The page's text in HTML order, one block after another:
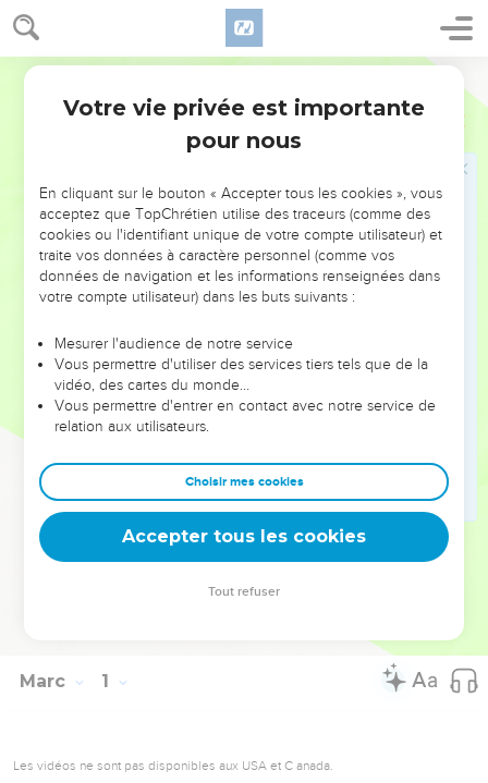
Marc Introduction
Les œuvres de Jésus authentifient sa divinité. En effet, dès
le premier verset, Marc nous dit que Jésus est « Fils de Dieu
centurion romain s’exclame : « Cet homme était vraiment
Ces miracles, cependant, ne sont pas le fait d’un homme
qui recherche la gloire : Jésus sait qu’il va souffrir. C’est
pourquoi Marc présente la vie de Jésus comme une
préparation à sa mort : dans les treize premiers chapitres,
Jésus annonce, à plusieurs reprises, ses souffrances à venir.
*Galilée en *Judée, peut aussi être lu comme une montée
vers *Jérusalem où il va mourir.
Cette mort est néanmoins une bonne nouvelle, car Jésus a
donner sa vie en rançon pour beaucoup » (10.45) et, comme
il l’avait annoncé, il est ressuscité. Le Fils de Dieu ne
pouvait rester dans la tombe !
permission. All rights reserved worldwide.
Marc 1
Les vidéos ne sont pas disponibles aux USA et C anada.
Votre vie privée est importante
pour nous
En cliquant sur le bouton « Accepter tous les cookies », vous
acceptez que TopChrétien utilise des traceurs (comme des
cookies ou l'identifiant unique de votre compte utilisateur) et
traite vos données à caractère personnel (comme vos
données de navigation et les informations renseignées dans
votre compte utilisateur) dans les buts suivants :
Mesurer l'audience de notre service
Vous permettre d'utiliser des services tiers tels que de la
vidéo, des cartes du monde…
Vous permettre d'entrer en contact avec notre service de
relation aux utilisateurs.
Choisir mes cookies
Accepter tous les cookies
Tout refuser